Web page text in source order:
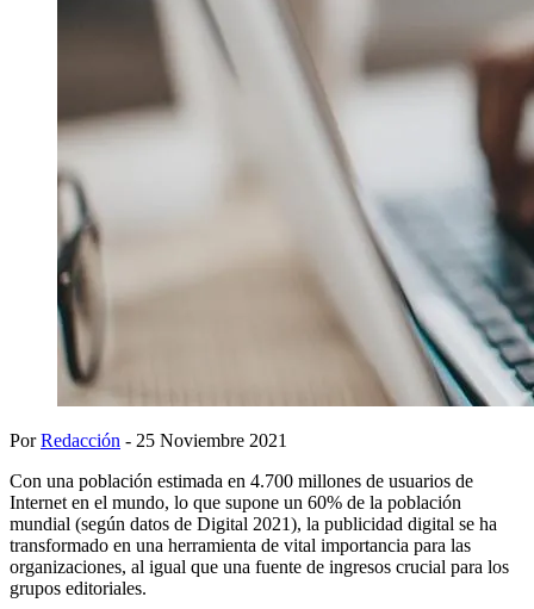
PorRedacción - 25 Noviembre 2021
Con una población estimada en 4.700 millones de usuarios de
Internet en el mundo, lo que supone un 60% de la población
mundial (según datos de Digital 2021), la publicidad digital se ha
transformado en una herramienta de vital importancia para las
organizaciones, al igual que una fuente de ingresos crucial para los
grupos editoriales.